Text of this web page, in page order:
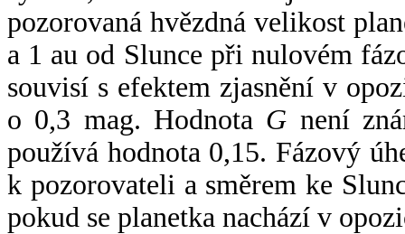
pozorovaná hvězdná velikost
a 1 au od Slunce při nulovém
souvisí s efektem zjasnění v
o 0,3 mag. Hodnota G není
používá hodnota 0,15. Fázový
k pozorovateli a směrem ke
pokud se planetka nachází v